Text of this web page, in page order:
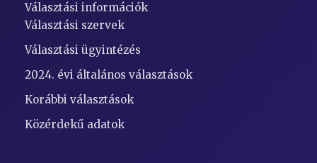
Választási információk
Választási szervek
Választási ügyintézés
2024. évi általános választások
Korábbi választások
Közérdekű adatok